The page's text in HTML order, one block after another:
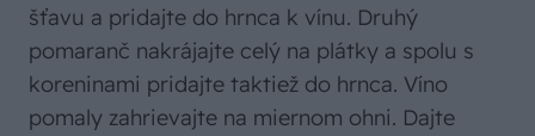
šťavu a pridajte do hrnca k vínu. Druhý
pomaranč nakrájajte celý na plátky a spolu s
koreninami pridajte taktiež do hrnca. Víno
pomaly zahrievajte na miernom ohni. Dajte